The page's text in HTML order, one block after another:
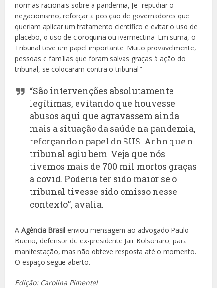
normas racionais sobre a pandemia, [e] repudiar o
negacionismo, reforçar a posição de governadores que
queriam aplicar um tratamento científico e evitar o uso de
placebo, o uso de cloroquina ou ivermectina. Em suma, o
Tribunal teve um papel importante. Muito provavelmente,
pessoas e famílias que foram salvas graças à ação do
tribunal, se colocaram contra o tribunal.”
“São intervenções absolutamente
legítimas, evitando que houvesse
abusos aqui que agravassem ainda
mais a situação da saúde na pandemia,
reforçando o papel do SUS. Acho que o
tribunal agiu bem. Veja que nós
tivemos mais de 700 mil mortos graças
a covid. Poderia ter sido maior se o
tribunal tivesse sido omisso nesse
contexto”, avalia.
AAgência Brasilenviou mensagem ao advogado Paulo
Bueno, defensor do ex-presidente Jair Bolsonaro, para
manifestação, mas não obteve resposta até o momento.
O espaço segue aberto.
Edição: Carolina Pimentel